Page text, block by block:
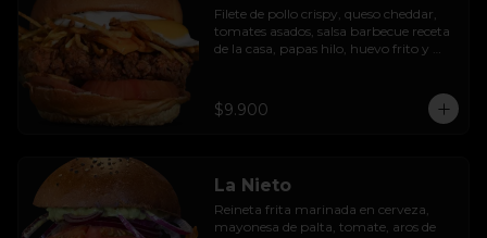
Filete de pollo crispy, queso cheddar,
tomates asados, salsa barbecue receta
de la casa, papas hilo, huevo frito y
$9.900
La Nieto
Reineta frita marinada en cerveza,
mayonesa de palta, tomate, aros de